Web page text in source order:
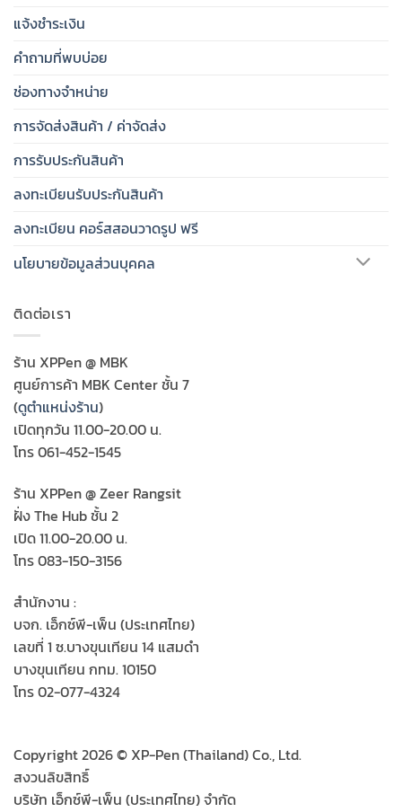
แจ้งชำระเงิน
คำถามที่พบบ่อย
ช่องทางจำหน่าย
การจัดส่งสินค้า / ค่าจัดส่ง
การรับประกันสินค้า
ลงทะเบียนรับประกันสินค้า
ลงทะเบียน คอร์สสอนวาดรูป ฟรี
นโยบายข้อมูลส่วนบุคคล
ติดต่อเรา
ร้าน XPPen @ MBK
ศูนย์การค้า MBK Center ชั้น 7
(ดูตำแหน่งร้าน)
เปิดทุกวัน 11.00-20.00 น.
โทร 061-452-1545
ร้าน XPPen @ Zeer Rangsit
ฝั่ง The Hub ชั้น 2
เปิด 11.00-20.00 น.
โทร 083-150-3156
สำนักงาน :
บจก. เอ็กซ์พี-เพ็น (ประเทศไทย)
เลขที่ 1 ซ.บางขุนเทียน 14 แสมดำ
บางขุนเทียน กทม. 10150
โทร 02-077-4324
Copyright 2026 © XP-Pen (Thailand) Co., Ltd.
สงวนลิขสิทธิ์
บริษัท เอ็กซ์พี-เพ็น (ประเทศไทย) จำกัด